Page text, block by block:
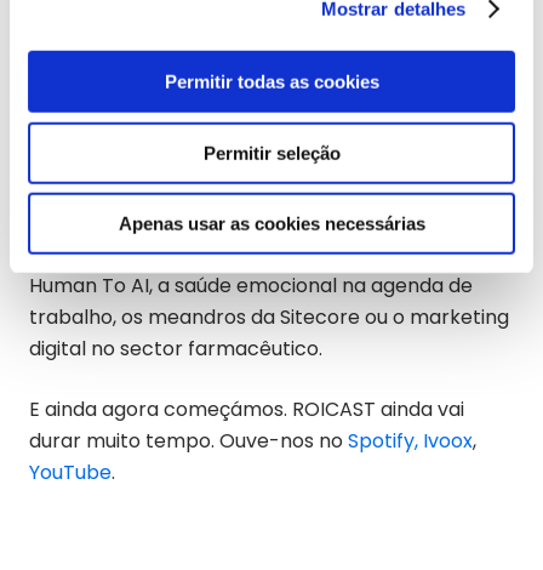
Mostrar detalhes
Permitir todas as cookies
Permitir seleção
Apenas usar as cookies necessárias
Somos movidos pela curiosidade e pelo desejo de
descobrir as últimas novidades do marketing
digital a partir de diferentes pontos de vista. Com
esta premissa, discutimos temas tão diferentes
como a IA e a visão que temos dela na Azurally,
Human To AI, a saúde emocional na agenda de
trabalho, os meandros da Sitecore ou o marketing
digital no sector farmacêutico.
E ainda agora começámos. ROICAST ainda vai
durar muito tempo. Ouve-nos no Spotify, Ivoox,
YouTube.